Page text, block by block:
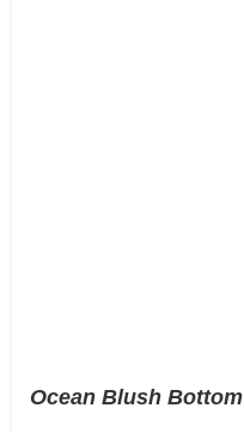
Ocean Blush Bottom